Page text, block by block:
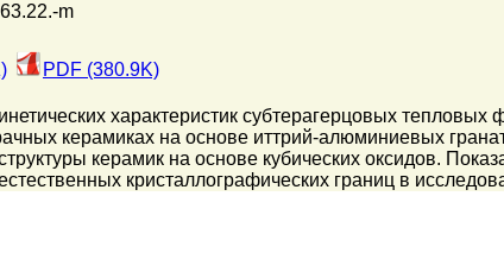
m
PDF (380.9K)
характеристик субтерагерцовых
керамиках на основе иттрий-алюминиевых
керамик на основе кубических оксидов.
кристаллографических границ в